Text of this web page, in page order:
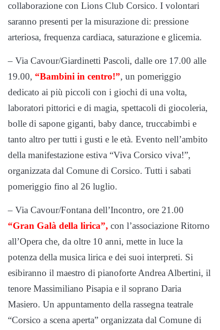
collaborazione con Lions Club Corsico. I volontari
saranno presenti per la misurazione di: pressione
arteriosa, frequenza cardiaca, saturazione e glicemia.
– Via Cavour/Giardinetti Pascoli, dalle ore 17.00 alle
19.00, “Bambini in centro!”, un pomeriggio
dedicato ai più piccoli con i giochi di una volta,
laboratori pittorici e di magia, spettacoli di giocoleria,
bolle di sapone giganti, baby dance, truccabimbi e
tanto altro per tutti i gusti e le età. Evento nell’ambito
della manifestazione estiva “Viva Corsico viva!”,
organizzata dal Comune di Corsico. Tutti i sabati
pomeriggio fino al 26 luglio.
– Via Cavour/Fontana dell’Incontro, ore 21.00
“Gran Galà della lirica”, con l’associazione Ritorno
all’Opera che, da oltre 10 anni, mette in luce la
potenza della musica lirica e dei suoi interpreti. Si
esibiranno il maestro di pianoforte Andrea Albertini, il
tenore Massimiliano Pisapia e il soprano Daria
Masiero. Un appuntamento della rassegna teatrale
“Corsico a scena aperta” organizzata dal Comune di